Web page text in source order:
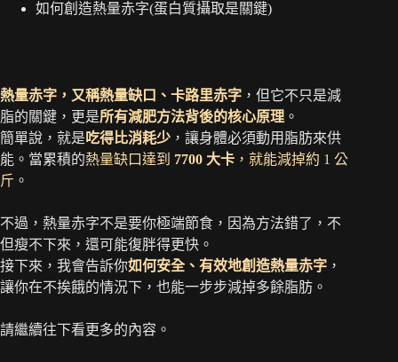
如何創造熱量赤字(蛋白質攝取是關鍵)
熱量赤字，又稱熱量缺口、卡路里赤字 ，但它不只是減
脂的關鍵，更是所有減肥方法背後的核心原理 。
簡單說，就是 吃得比消耗少 ，讓身體必須動用脂肪來供
能。當累積的熱量缺口達到 7700 大卡 ，就能減掉約 1 公
斤 。
不過，熱量赤字不是要你極端節食，因為方法錯了，不
但瘦不下來，還可能復胖得更快。
接下來，我會告訴你如何安全、有效地創造熱量赤字 ，
讓你在不挨餓的情況下，也能一步步減掉多餘脂肪。
請繼續往下看更多的內容。